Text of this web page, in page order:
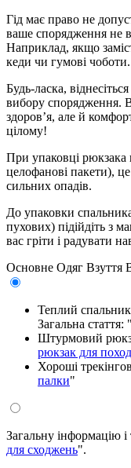
Гід має право не
ваше спорядження не
Наприклад, якщо
кеди чи гумові чоботи.
Будь-ласка,
вибору спорядження.
здоров’я, але й
цілому!
При упаковці рюкзака
целофанові пакети),
сильних опадів.
До упаковки
пухових) підійдіть з
вас гріти і радувати
Основне Одяг Взуття
Теплий
Загальна стаття: "
Штурмовий
рюкзак для
Хороші
палки"
Загальну інформацію
для сходжень".